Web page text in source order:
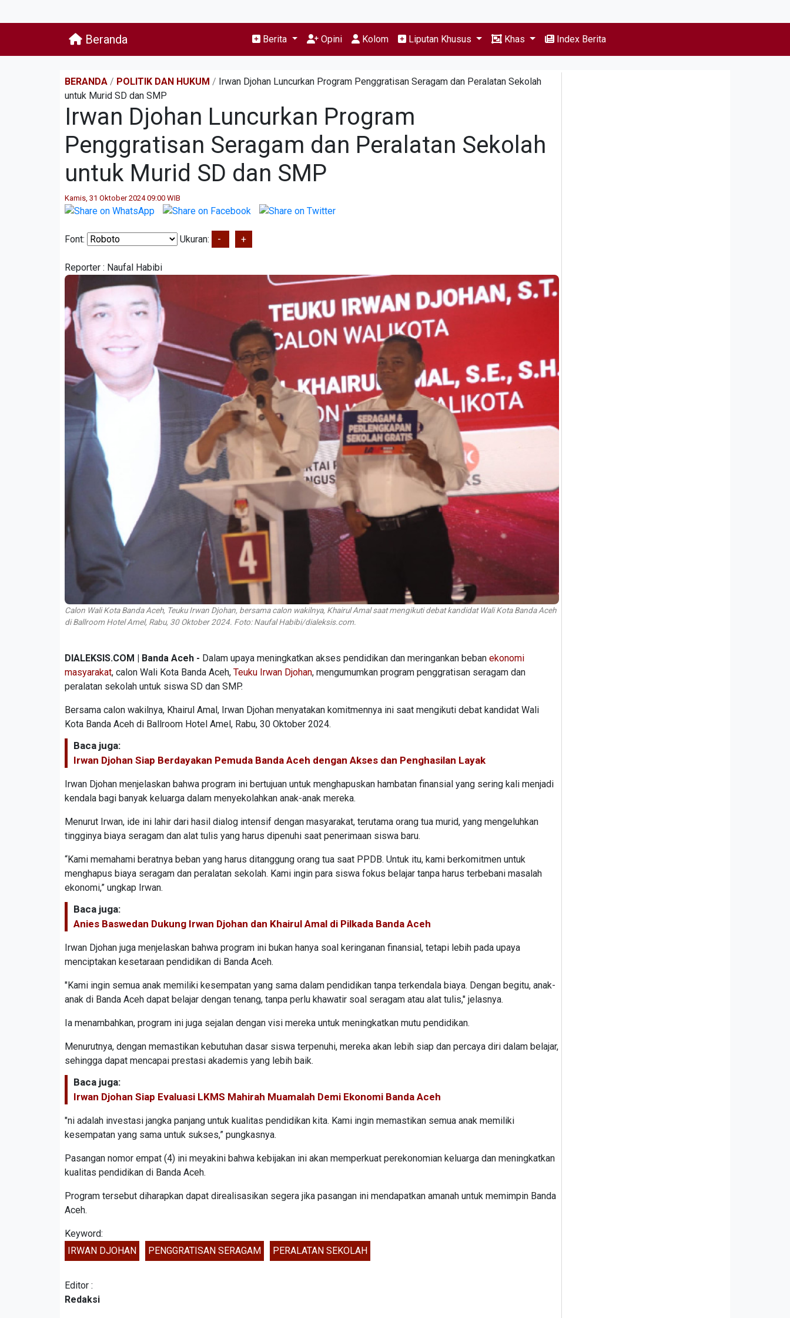
Beranda Berita Opini Kolom Liputan Khusus Khas Index Berita
BERANDA / POLITIK DAN HUKUM / Irwan Djohan Luncurkan Program Penggratisan Seragam dan Peralatan Sekolah
untuk Murid SD dan SMP
Irwan Djohan Luncurkan Program
Penggratisan Seragam dan Peralatan Sekolah
untuk Murid SD dan SMP
Kamis, 31 Oktober 2024 09:00 WIB
Font: Ukuran: - +
Reporter : Naufal Habibi
Calon Wali Kota Banda Aceh, Teuku Irwan Djohan, bersama calon wakilnya, Khairul Amal saat mengikuti debat kandidat Wali Kota Banda Aceh
di Ballroom Hotel Amel, Rabu, 30 Oktober 2024. Foto: Naufal Habibi/dialeksis.com.
DIALEKSIS.COM | Banda Aceh - Dalam upaya meningkatkan akses pendidikan dan meringankan beban ekonomi
masyarakat, calon Wali Kota Banda Aceh, Teuku Irwan Djohan, mengumumkan program penggratisan seragam dan
peralatan sekolah untuk siswa SD dan SMP.
Bersama calon wakilnya, Khairul Amal, Irwan Djohan menyatakan komitmennya ini saat mengikuti debat kandidat Wali
Kota Banda Aceh di Ballroom Hotel Amel, Rabu, 30 Oktober 2024.
Baca juga:
Irwan Djohan Siap Berdayakan Pemuda Banda Aceh dengan Akses dan Penghasilan Layak
Irwan Djohan menjelaskan bahwa program ini bertujuan untuk menghapuskan hambatan finansial yang sering kali menjadi
kendala bagi banyak keluarga dalam menyekolahkan anak-anak mereka.
Menurut Irwan, ide ini lahir dari hasil dialog intensif dengan masyarakat, terutama orang tua murid, yang mengeluhkan
tingginya biaya seragam dan alat tulis yang harus dipenuhi saat penerimaan siswa baru.
“Kami memahami beratnya beban yang harus ditanggung orang tua saat PPDB. Untuk itu, kami berkomitmen untuk
menghapus biaya seragam dan peralatan sekolah. Kami ingin para siswa fokus belajar tanpa harus terbebani masalah
ekonomi,” ungkap Irwan.
Baca juga:
Anies Baswedan Dukung Irwan Djohan dan Khairul Amal di Pilkada Banda Aceh
Irwan Djohan juga menjelaskan bahwa program ini bukan hanya soal keringanan finansial, tetapi lebih pada upaya
menciptakan kesetaraan pendidikan di Banda Aceh.
"Kami ingin semua anak memiliki kesempatan yang sama dalam pendidikan tanpa terkendala biaya. Dengan begitu, anak-
anak di Banda Aceh dapat belajar dengan tenang, tanpa perlu khawatir soal seragam atau alat tulis," jelasnya.
Ia menambahkan, program ini juga sejalan dengan visi mereka untuk meningkatkan mutu pendidikan.
Menurutnya, dengan memastikan kebutuhan dasar siswa terpenuhi, mereka akan lebih siap dan percaya diri dalam belajar,
sehingga dapat mencapai prestasi akademis yang lebih baik.
Baca juga:
Irwan Djohan Siap Evaluasi LKMS Mahirah Muamalah Demi Ekonomi Banda Aceh
"ni adalah investasi jangka panjang untuk kualitas pendidikan kita. Kami ingin memastikan semua anak memiliki
kesempatan yang sama untuk sukses,” pungkasnya.
Pasangan nomor empat (4) ini meyakini bahwa kebijakan ini akan memperkuat perekonomian keluarga dan meningkatkan
kualitas pendidikan di Banda Aceh.
Program tersebut diharapkan dapat direalisasikan segera jika pasangan ini mendapatkan amanah untuk memimpin Banda
Aceh.
Keyword:
IRWAN DJOHAN
PENGGRATISAN SERAGAM PERALATAN SEKOLAH
Editor :
Redaksi